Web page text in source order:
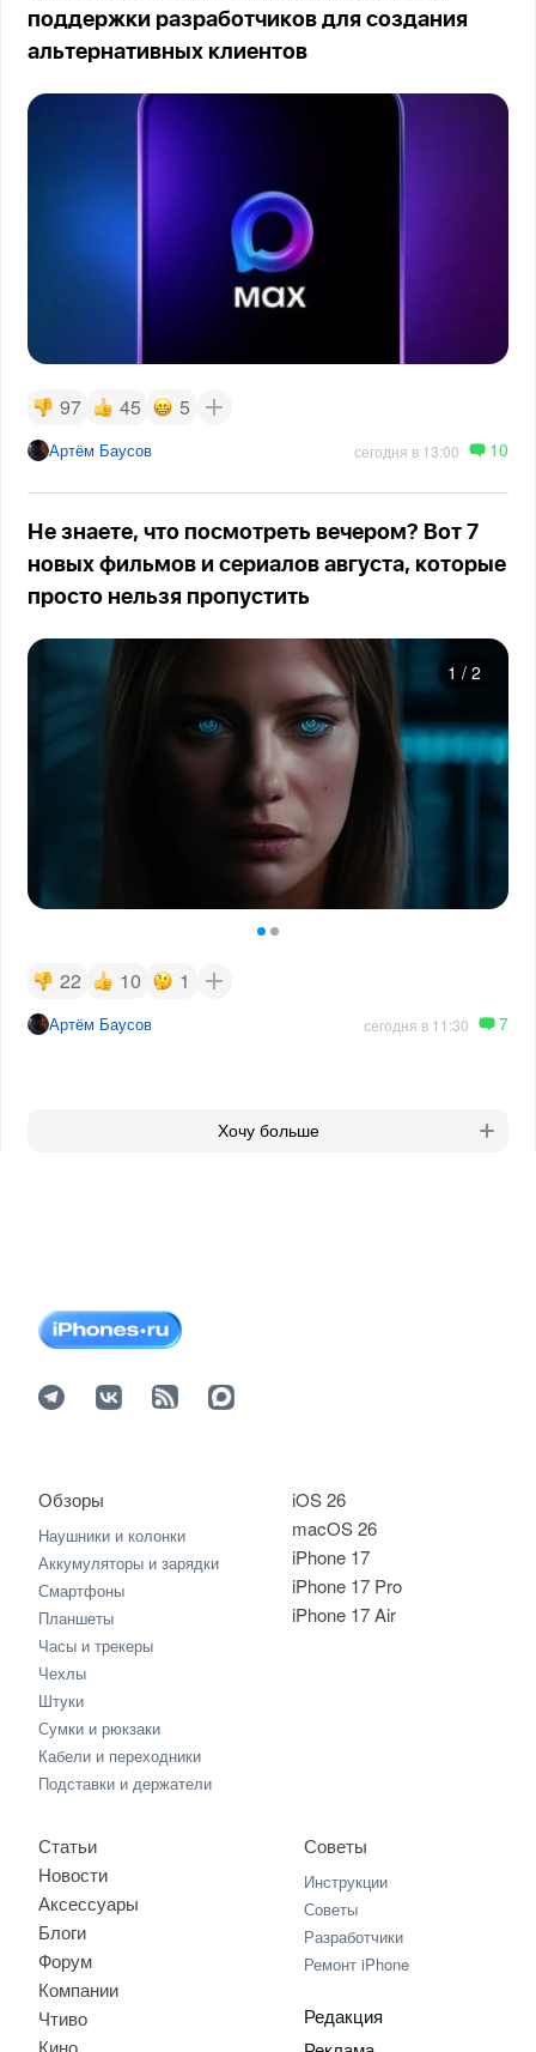
поддержки разработчиков для создания
альтернативных клиентов
97 45 5
Артём Баусов сегодня в 13:00 10
Не знаете, что посмотреть вечером? Вот 7
новых фильмов и сериалов августа, которые
просто нельзя пропустить
1 / 2
22 10 1
Артём Баусов сегодня в 11:30 7
Хочу больше
iOS 26
macOS 26
iPhone 17
iPhone 17 Pro
iPhone 17 Air
Обзоры
Наушники и колонки
Аккумуляторы и зарядки
Смартфоны
Планшеты
Часы и трекеры
Чехлы
Штуки
Сумки и рюкзаки
Кабели и переходники
Подставки и держатели
Статьи
Новости
Аксессуары
Блоги
Форум
Компании
Чтиво
Кино
Советы
Инструкции
Советы
Разработчики
Ремонт iPhone
Редакция